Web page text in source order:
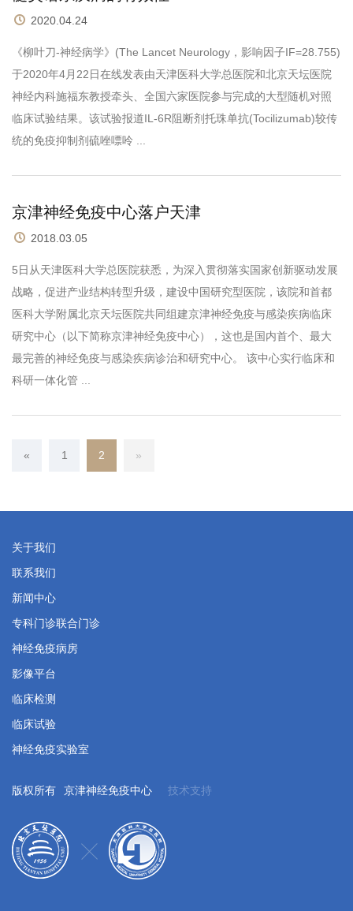
2020.04.24
《柳叶刀-神经病学》(The Lancet Neurology，影响因子IF=28.755)
于2020年4月22日在线发表由天津医科大学总医院和北京天坛医院
神经内科施福东教授牵头、全国六家医院参与完成的大型随机对照
临床试验结果。该试验报道IL-6R阻断剂托珠单抗(Tocilizumab)较传
统的免疫抑制剂硫唑嘌呤 ...
京津神经免疫中心落户天津
2018.03.05
5日从天津医科大学总医院获悉，为深入贯彻落实国家创新驱动发展
战略，促进产业结构转型升级，建设中国研究型医院，该院和首都
医科大学附属北京天坛医院共同组建京津神经免疫与感染疾病临床
研究中心（以下简称京津神经免疫中心），这也是国内首个、最大
最完善的神经免疫与感染疾病诊治和研究中心。 该中心实行临床和
科研一体化管 ...
« 上一页1 2 (当前页)
»
关于我们
联系我们
新闻中心
专科门诊联合门诊
神经免疫病房
影像平台
临床检测
临床试验
神经免疫实验室
版权所有 京津神经免疫中心 技术支持